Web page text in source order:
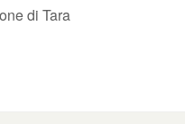
di Tara